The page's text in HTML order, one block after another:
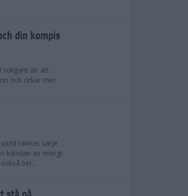
din kompis
roligare än att
och orkar mer
räknas varje
känslan av energi
bel...